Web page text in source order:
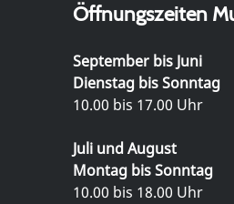
Öffnungszeiten
September bis Juni
Dienstag bis Sonntag
10.00 bis 17.00 Uhr
Juli und August
Montag bis Sonntag
10.00 bis 18.00 Uhr